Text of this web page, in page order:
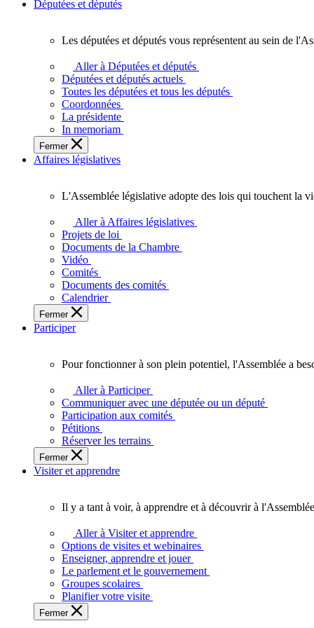
Députées et députés
députées
députés
vous
représentent
sein
de
l'Assemblée
l'Ontario.
Les députées et députés vous représentent au sein de
Aller à Députées et députés
Députées et députés actuels
Toutes les députées et tous les députés
Coordonnées
La présidente
In memoriam
Fermer
Affaires législatives
législative
adopte
touchent
vie
des
Ontariennes
Ontariens.
L'Assemblée législative adopte des lois qui touchent la
Aller à Affaires législatives
Projets de loi
Documents de la Chambre
Vidéo
Comités
Documents des comités
Calendrier
Fermer
Participer
fonctionner
plein
potentiel,
l'Assemblée
a
besoin
Pour fonctionner à son plein potentiel, l'Assemblée a
Aller à Participer
Communiquer avec une députée ou un député
Participation aux comités
Pétitions
Réserver les terrains
Fermer
Visiter et apprendre
voir,
apprendre
et
Il y a tant à voir, à apprendre et à découvrir à
Aller à Visiter et apprendre
Options de visites et webinaires
Enseigner, apprendre et jouer
Le parlement et le gouvernement
Groupes scolaires
Planifier votre visite
Fermer